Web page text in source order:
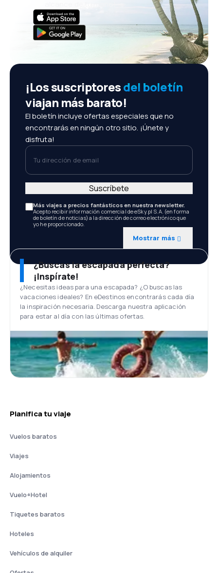
¡Los suscriptoresdel boletín
viajan más barato!
El boletín incluye ofertas especiales que no
encontrarás en ningún otro sitio. ¡Únete y
disfruta!
Tu dirección de email
Más viajes a precios fantásticos en nuestra newsletter.
Acepto recibir información comercial de eSky.pl S.A. (en forma
de boletín de noticias) a la dirección de correo electrónico que
yo he proporcionado.
Mostrar más
Suscríbete
¿Buscas la escapada perfecta?
¡Inspírate!
¿Necesitas ideas para una escapada? ¿O buscas las
vacaciones ideales? En eDestinos encontrarás cada día
la inspiración necesaria. Descarga nuestra aplicación
para estar al día con las últimas ofertas.
Planifica tu viaje
Vuelos baratos
Viajes
Alojamientos
Vuelo+Hotel
Tiquetes baratos
Hoteles
Vehículos de alquiler